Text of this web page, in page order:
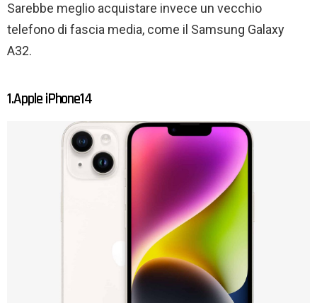
Sarebbe meglio acquistare invece un vecchio
telefono di fascia media, come il Samsung Galaxy
A32.
1.Apple iPhone14